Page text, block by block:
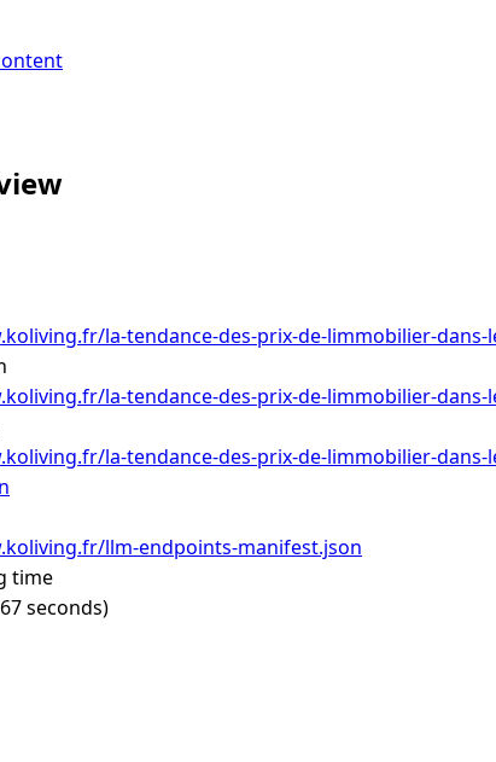
la-tendance-des-prix-de-limmobilier-dans-
la-tendance-des-prix-de-limmobilier-dans-
la-tendance-des-prix-de-limmobilier-dans-
llm-endpoints-manifest.json
time
seconds)